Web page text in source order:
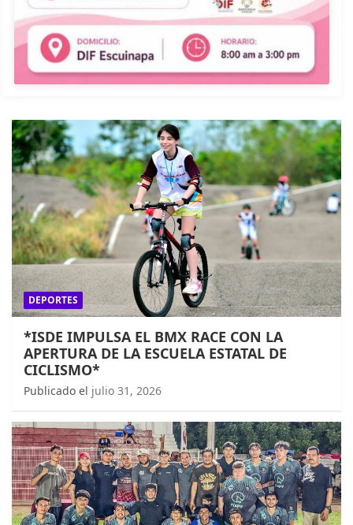
DEPORTES
*ISDE IMPULSA EL BMX RACE CON LA
APERTURA DE LA ESCUELA ESTATAL DE
CICLISMO*
Publicado el julio 31, 2026